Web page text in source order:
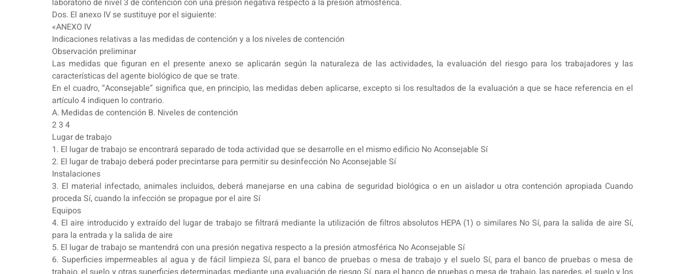
laboratorio de nivel 3 de contención con una presión negativa respecto a la presión atmosférica.
Dos. El anexo IV se sustituye por el siguiente:
«ANEXO IV
Indicaciones relativas a las medidas de contención y a los niveles de contención
Observación preliminar
Las medidas que figuran en el presente anexo se aplicarán según la naturaleza de las actividades, la evaluación del riesgo para los trabajadores y las
características del agente biológico de que se trate.
En el cuadro, “Aconsejable” significa que, en principio, las medidas deben aplicarse, excepto si los resultados de la evaluación a que se hace referencia en el
artículo 4 indiquen lo contrario.
A. Medidas de contención B. Niveles de contención
2 3 4
Lugar de trabajo
1. El lugar de trabajo se encontrará separado de toda actividad que se desarrolle en el mismo edificio No Aconsejable Sí
2. El lugar de trabajo deberá poder precintarse para permitir su desinfección No Aconsejable Sí
Instalaciones
3. El material infectado, animales incluidos, deberá manejarse en una cabina de seguridad biológica o en un aislador u otra contención apropiada Cuando
proceda Sí, cuando la infección se propague por el aire Sí
Equipos
4. El aire introducido y extraído del lugar de trabajo se filtrará mediante la utilización de filtros absolutos HEPA (1) o similares No Sí, para la salida de aire Sí,
para la entrada y la salida de aire
5. El lugar de trabajo se mantendrá con una presión negativa respecto a la presión atmosférica No Aconsejable Sí
6. Superficies impermeables al agua y de fácil limpieza Sí, para el banco de pruebas o mesa de trabajo y el suelo Sí, para el banco de pruebas o mesa de